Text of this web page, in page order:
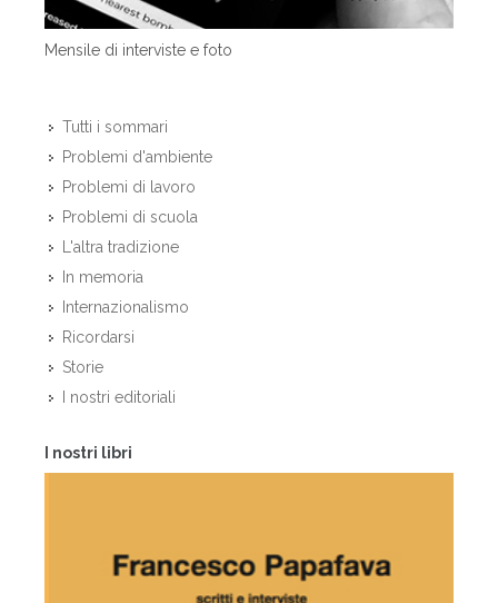
Mensile di interviste e foto
Tutti i sommari
Problemi d'ambiente
Problemi di lavoro
Problemi di scuola
L'altra tradizione
In memoria
Internazionalismo
Ricordarsi
Storie
I nostri editoriali
I nostri libri